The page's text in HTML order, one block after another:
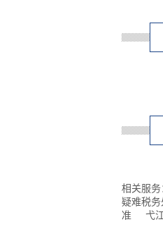
相关服务
疑难税
准
弋